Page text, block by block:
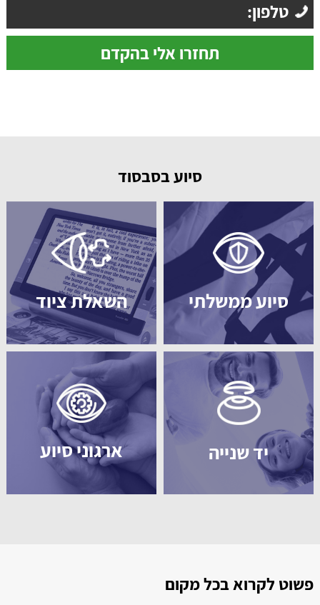
סיוע בסבסוד
סיוע ממשלתי השאלת ציוד
יד שנייה ארגוני סיוע
פשוט לקרוא בכל מקום